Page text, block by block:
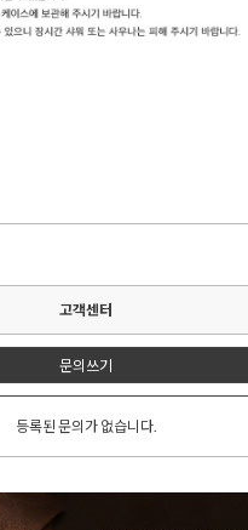
고객센터
문의쓰기
등록된 문의가 없습니다.